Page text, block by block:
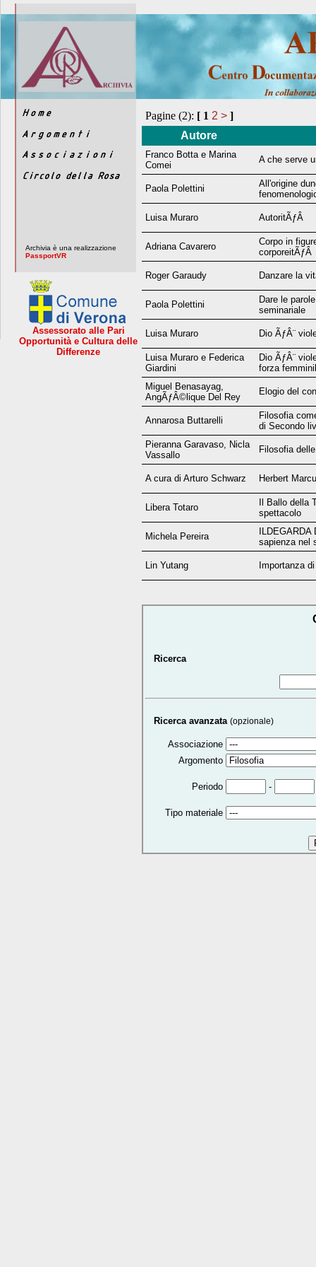
Archivia è una realizzazione
PassportVR
Assessorato alle Pari
Opportunità e Cultura delle
Differenze
Pagine (2): [ 1 2 > ]
Autore
Franco Botta e Marina
Comei
A che serve
Paola Polettini
All'origine
Luisa Muraro AutoritÃƒÂ
Adriana Cavarero
Corpo in
corporeitÃƒÂ
Roger Garaudy Danzare la
Paola Polettini
Dare le
seminariale
Luisa Muraro Dio ÃƒÂ¨
Luisa Muraro e Federica
Giardini
Dio ÃƒÂ¨
forza
Miguel Benasayag,
AngÃƒÂ©lique Del Rey
Elogio del
Annarosa Buttarelli
Filosofia
di Secondo
Pieranna Garavaso, Nicla
Vassallo
Filosofia
A cura di Arturo Schwarz Herbert
Libera Totaro
Il Ballo della
spettacolo
Michela Pereira
sapienza nel
Lin Yutang Importanza
Ricerca
Ricerca avanzata (opzionale)
Associazione
Argomento
Periodo -
Tipo materiale